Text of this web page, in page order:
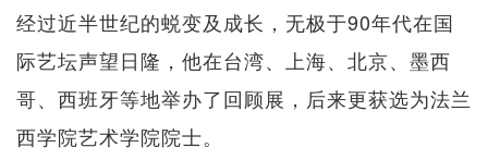
经过近半世纪的蜕变及成长，无极于90年代在国
际艺坛声望日隆，他在台湾、上海、北京、墨西
哥、西班牙等地举办了回顾展，后来更获选为法兰
西学院艺术学院院士。